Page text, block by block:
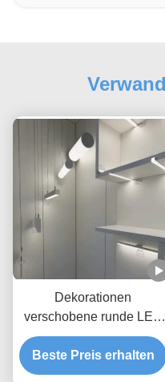
Dekorationen
verschobene runde LED
Verdrängung des LED-
Aluminiumprofil-6063 T5
Durchmesser-120mm
Beste Preis erhalten